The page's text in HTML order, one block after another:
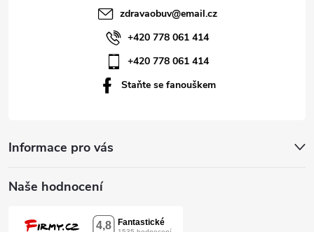
Informace pro vás
Naše hodnocení
zdravaobuv@email.cz
+420 778 061 414
+420 778 061 414
Staňte se fanouškem